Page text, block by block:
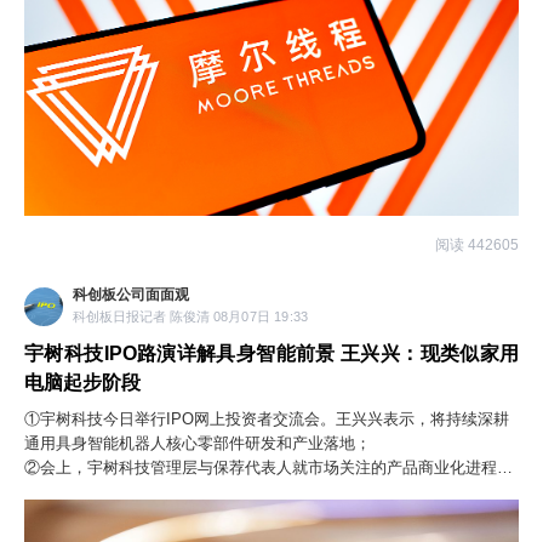
阅读 442605
科创板公司面面观
科创板日报记者 陈俊清 08月07日 19:33
宇树科技IPO路演详解具身智能前景 王兴兴：现类似家用
电脑起步阶段
①宇树科技今日举行IPO网上投资者交流会。王兴兴表示，将持续深耕
通用具身智能机器人核心零部件研发和产业落地；
②会上，宇树科技管理层与保荐代表人就市场关注的产品商业化进程、